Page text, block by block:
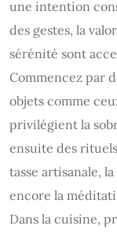
une intention
des gestes, la
sérénité sont
Commencez par
objets comme
privilégient la
ensuite des
tasse artisanale,
encore la
Dans la cuisine,